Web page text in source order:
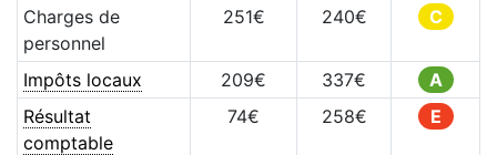
Charges de
personnel
251€ 240€ C
Impôts locaux 209€ 337€
A
Résultat
comptable
74€ 258€ E